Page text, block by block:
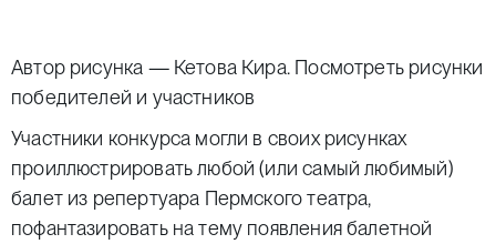
Автор рисунка — Кетова Кира. Посмотреть рисунки
победителей и участников
Участники конкурса могли в своих рисунках
проиллюстрировать любой (или самый любимый)
балет из репертуара Пермского театра,
пофантазировать на тему появления балетной